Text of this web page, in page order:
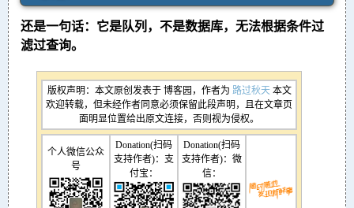
还是一句话：它是队列，不是数据库，无法根据条件过
滤过查询。
版权声明：本文原创发表于 博客园，作者为 路过秋天本文
欢迎转载，但未经作者同意必须保留此段声明，且在文章页
面明显位置给出原文连接，否则视为侵权。
个人微信公众
号
Donation(扫码
支持作者)：支
付宝：
Donation(扫码
支持作者)：微
信：